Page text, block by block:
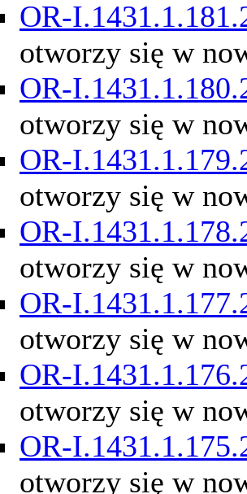
OR-
otworzy się w
OR-
otworzy się w
OR-
otworzy się w
OR-
otworzy się w
OR-
otworzy się w
OR-
otworzy się w
OR-
otworzy się w